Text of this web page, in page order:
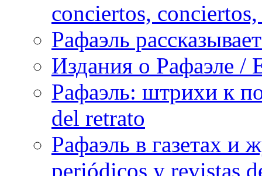
conciertos,
Рафаэль
Издания о Рафаэле /
Рафаэль: штрихи к
del retrato
Рафаэль в газетах и
periódicos y revistas